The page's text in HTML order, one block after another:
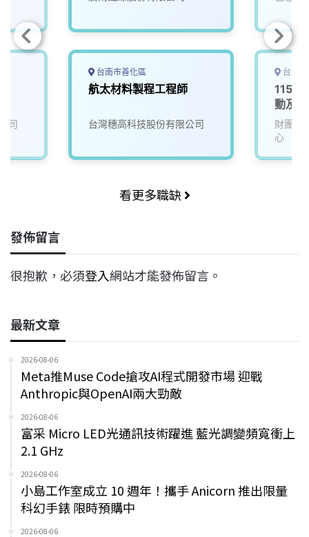
司
台南市善化區
航太材料製程工程師
台灣穗高科技股份有限公司
台北
動及
財團法
心
看更多職缺
發佈留言
很抱歉，必須登入網站才能發佈留言。
最新文章
2026-08-06
Meta推Muse Code搶攻AI程式開發市場 迎戰
Anthropic與OpenAI兩大勁敵
2026-08-06
富采 Micro LED光通訊技術躍進 藍光調變頻寬衝上
2.1 GHz
2026-08-06
小島工作室成立 10 週年！攜手 Anicorn 推出限量
科幻手錶 限時預購中
2026-08-06